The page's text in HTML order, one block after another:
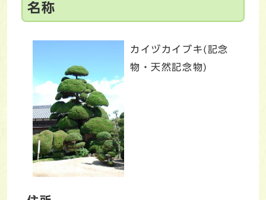
名称
カイヅカイブキ(記念
物・天然記念物)